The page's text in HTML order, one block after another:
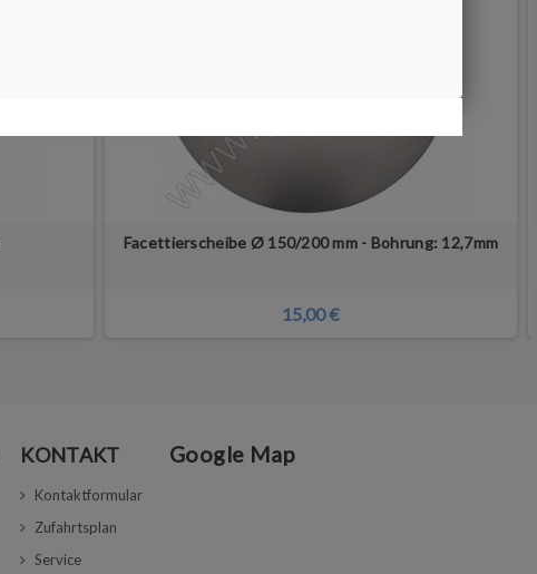
Facettierscheibe Ø 150/200 mm - Bohrung: 12,7mm
15,00 €
KONTAKT
Kontaktformular
Zufahrtsplan
Service
Google Map